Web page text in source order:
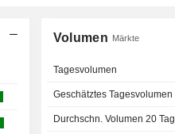
Volumen Märkte
Tagesvolumen
Geschätztes Tagesvolumen
Durchschn. Volumen 20